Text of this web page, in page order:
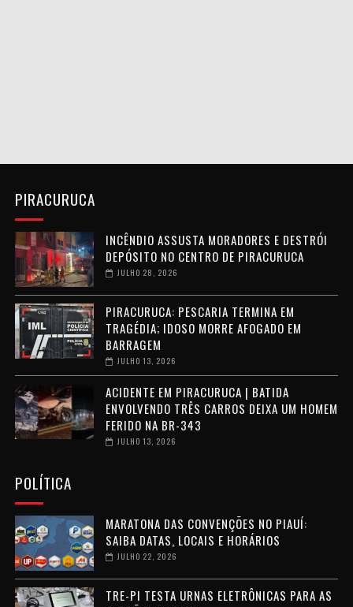
PIRACURUCA
INCÊNDIO ASSUSTA MORADORES E DESTRÓI
DEPÓSITO NO CENTRO DE PIRACURUCA
JULHO 28, 2026
PIRACURUCA: PESCARIA TERMINA EM
TRAGÉDIA; IDOSO MORRE AFOGADO EM
BARRAGEM
JULHO 13, 2026
ACIDENTE EM PIRACURUCA | BATIDA
ENVOLVENDO TRÊS CARROS DEIXA UM HOMEM
FERIDO NA BR-343
JULHO 13, 2026
POLÍTICA
MARATONA DAS CONVENÇÕES NO PIAUÍ:
SAIBA DATAS, LOCAIS E HORÁRIOS
JULHO 22, 2026
TRE-PI TESTA URNAS ELETRÔNICAS PARA AS